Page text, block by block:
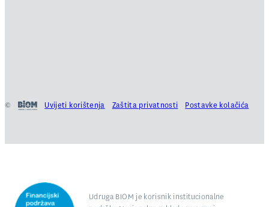
© Uvijeti korištenja Zaštita privatnosti Postavke kolačića
Udruga BIOM je korisnik institucionalne